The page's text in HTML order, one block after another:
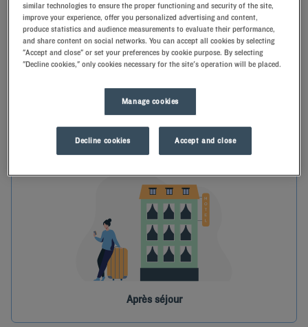
入住前
Après séjour
similar technologies to ensure the proper functioning and security of the site,
improve your experience, offer you personalized advertising and content,
produce statistics and audience measurements to evaluate their performance,
and share content on social networks. You can accept all cookies by selecting
"Accept and close" or set your preferences by cookie purpose. By selecting
"Decline cookies," only cookies necessary for the site's operation will be placed.
Manage cookies
Decline cookies Accept and close